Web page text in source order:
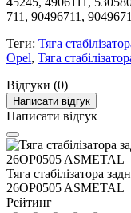
711, 90496711,
Теги: Тяга
Opel, Тяга
Відгуки (0)
Написати відгук
Написати відгук
Тяга стабілізатора
26OP0505 ASMETAL
Рейтинг